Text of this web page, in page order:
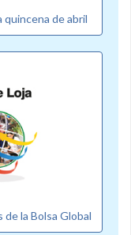
quincena de abril
la Bolsa Global